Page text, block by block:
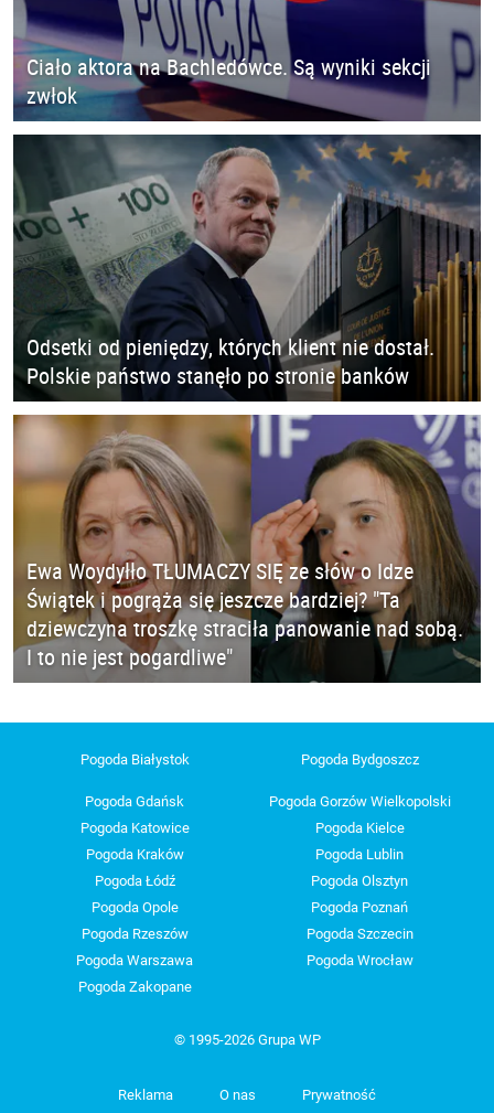
Ciało aktora na Bachledówce. Są wyniki sekcji
zwłok
Odsetki od pieniędzy, których klient nie dostał.
Polskie państwo stanęło po stronie banków
Ewa Woydyłło TŁUMACZY SIĘ ze słów o Idze
Świątek i pogrąża się jeszcze bardziej? "Ta
dziewczyna troszkę straciła panowanie nad sobą.
I to nie jest pogardliwe"
Pogoda Białystok Pogoda Bydgoszcz
Pogoda Gdańsk
Pogoda Gorzów Wielkopolski
Pogoda Katowice
Pogoda Kielce
Pogoda Kraków
Pogoda Lublin
Pogoda Łódź
Pogoda Olsztyn
Pogoda Opole
Pogoda Poznań
Pogoda Rzeszów
Pogoda Szczecin
Pogoda Warszawa
Pogoda Wrocław
Pogoda Zakopane
© 1995-2026 Grupa WP
Reklama O nas Prywatność